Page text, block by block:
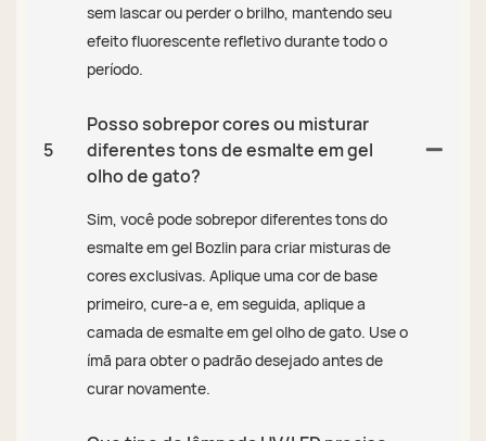
sem lascar ou perder o brilho, mantendo seu
efeito fluorescente refletivo durante todo o
período.
5
Posso sobrepor cores ou misturar
diferentes tons de esmalte em gel
olho de gato?
Sim, você pode sobrepor diferentes tons do
esmalte em gel Bozlin para criar misturas de
cores exclusivas. Aplique uma cor de base
primeiro, cure-a e, em seguida, aplique a
camada de esmalte em gel olho de gato. Use o
ímã para obter o padrão desejado antes de
curar novamente.